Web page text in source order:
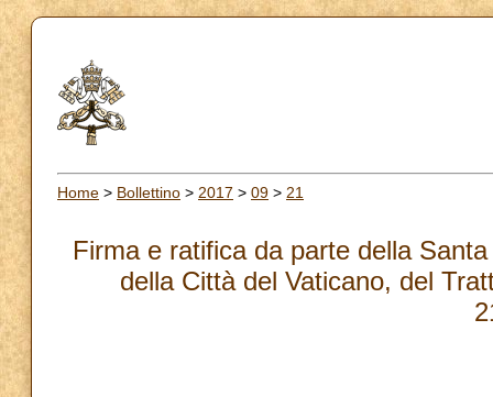
Home > Bollettino > 2017 > 09 > 21
Firma e ratifica da parte della
della Città del Vaticano, del